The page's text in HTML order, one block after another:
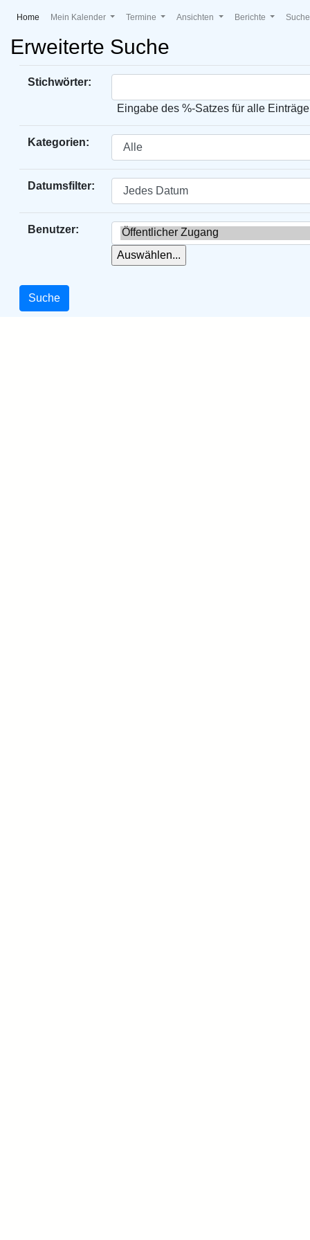
Home (current)
Mein Kalender Termine Ansichten Berichte
Erweiterte Suche
Stichwörter:
Eingabe des %-Satzes für alle Einträge
Kategorien:
Datumsfilter:
Benutzer: